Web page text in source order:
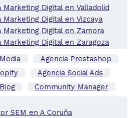
Marketing Digital en Valladolid
Marketing Digital en Vizcaya
Marketing Digital en Zamora
Marketing Digital en Zaragoza
Agencia Prestashop
Agencia Social Ads
Blog
Community Manager
SEM en A Coruña